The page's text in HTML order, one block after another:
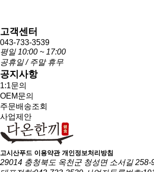
고객센터
043-733-3539
평일 10:00 ~ 17:00
공휴일 / 주말 휴무
공지사항
1:1문의
OEM문의
주문배송조회
사업제안
고시산푸드 이용약관 개인정보처리방침
29014 충청북도 옥천군 청성면 소서길 258-